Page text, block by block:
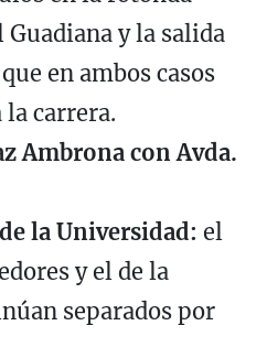
Guadiana y la salida
en ambos casos
la carrera.
Ambrona con Avda.
la Universidad: el
y el de la
separados por